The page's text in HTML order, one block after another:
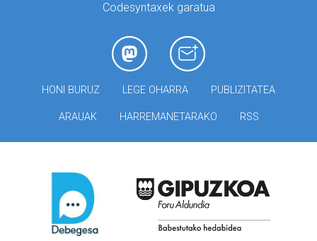
Codesyntaxek garatua
HONI BURUZ LEGE OHARRA PUBLIZITATEA
ARAUAK HARREMANETARAKO RSS